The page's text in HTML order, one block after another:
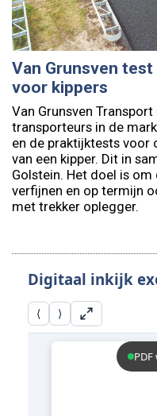
Van Grunsven
voor kippers
Van Grunsven
transporteurs in de
en de praktijktests
van een kipper. Dit in
Golstein. Het doel is
verfijnen en op termijn
met trekker oplegger.